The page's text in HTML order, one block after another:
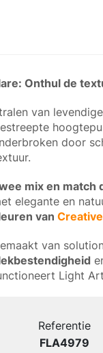
Onthul de
van
door
mix en match
elegante en
van
van
Light
Referentie
FLA4979